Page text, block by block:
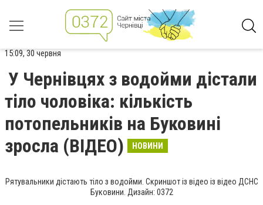
15:09, 30 червня
У Чернівцях з водойми дістали
тіло чоловіка: кількість
потопельників на Буковині
зросла (ВІДЕО)
НОВИНИ
Рятувальники дістають тіло з водойми. Скриншот із відео із відео ДСНС
Буковини. Дизайн: 0372